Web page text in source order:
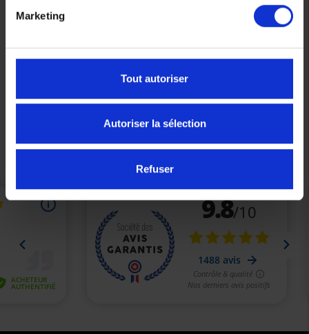
Marketing
Tout autoriser
Autoriser la sélection
Refuser
-50% 27,50 €
S L XL